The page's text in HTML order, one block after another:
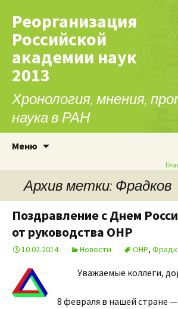
Реорганизация
Российской
академии наук
2013
Хронология, мнения,
наука в РАН
Меню
Архив метки: Фрадков
Поздравление с Днем
от руководства ОНР
10.02.2014 Новости ОНР,
Уважаемые коллеги,
8 февраля в нашей стране